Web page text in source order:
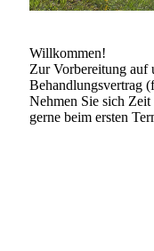
Willkommen!
Zur Vorbereitung auf
Behandlungsvertrag
Nehmen Sie sich Zeit
gerne beim ersten